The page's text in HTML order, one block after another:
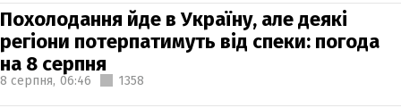
Похолодання йде в Україну, але деякі
регіони потерпатимуть від спеки: погода
на 8 серпня
8 серпня, 06:46 1358